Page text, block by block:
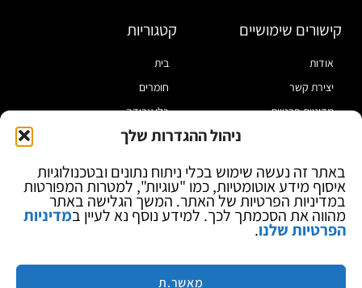
ניהול ההגדרות שלך
באתר זה נעשה שימוש בכלי ניתוח נתונים ובטכנולוגיות
איסוף מידע אוטומטיות, כמו "עוגיות", למטרות המפורטות
במדיניות הפרטיות של האתר. המשך הגלישה באתר
מהווה את הסכמתך לכך. למידע נוסף נא לעיין במדיניות
הפרטיות שלנו.
מאשר.ת
קישורים שימושיים
אודות
יצירת קשר
מדיניות פרטיות
בלוג
קטגוריות
בית
חומרים
כלי עבודה
מוצרי הלחמה
ספקי כח ומודדים
ציוד אופטי להגדלה
מותגים